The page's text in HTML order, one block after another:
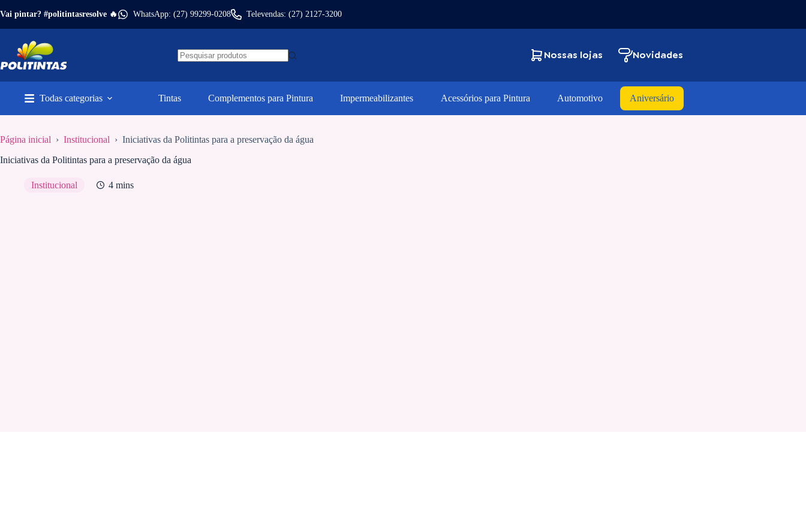
para
Vai pintar? #politintasresolve 🔥 WhatsApp: (27) 99299-0208 Televendas: (27) 2127-3200
Nossas lojas Novidades
Todas categorias Tintas Complementos para Pintura Impermeabilizantes Acessórios para Pintura Automotivo Aniversário
Página inicial › Institucional › Iniciativas da Politintas para a preservação da água
Iniciativas da Politintas para a preservação da água
Institucional 4 mins